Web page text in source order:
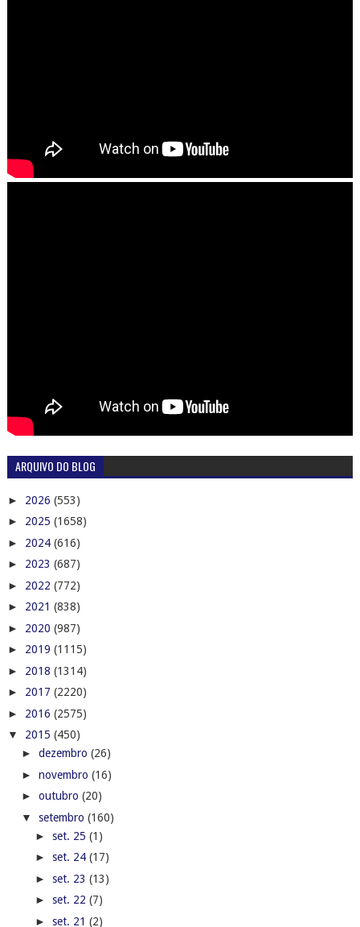
ARQUIVO DO BLOG
► 2026 (553)
► 2025 (1658)
► 2024 (616)
► 2023 (687)
► 2022 (772)
► 2021 (838)
► 2020 (987)
► 2019 (1115)
► 2018 (1314)
► 2017 (2220)
► 2016 (2575)
▼ 2015 (450)
► dezembro (26)
► novembro (16)
► outubro (20)
▼ setembro (160)
► set. 25 (1)
► set. 24 (17)
► set. 23 (13)
► set. 22 (7)
► set. 21 (2)